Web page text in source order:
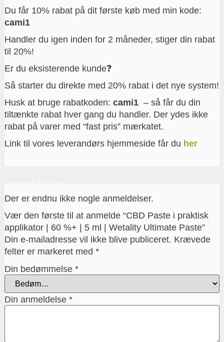
Du får 10% rabat på dit første køb med min kode:
cami1
Handler du igen inden for 2 måneder, stiger din rabat
til 20%!
Er du eksisterende kunde❓
Så starter du direkte med 20% rabat i det nye system!
Husk at bruge rabatkoden: cami1 – så får du din
tiltænkte rabat hver gang du handler. Der ydes ikke
rabat på varer med “fast pris” mærkatet.
Link til vores leverandørs hjemmeside får du her
Der er endnu ikke nogle anmeldelser.
Vær den første til at anmelde “CBD Paste i praktisk
applikator | 60 %+ | 5 ml | Wetality Ultimate Paste”
Din e-mailadresse vil ikke blive publiceret. Krævede
felter er markeret med *
Din bedømmelse *
Din anmeldelse *